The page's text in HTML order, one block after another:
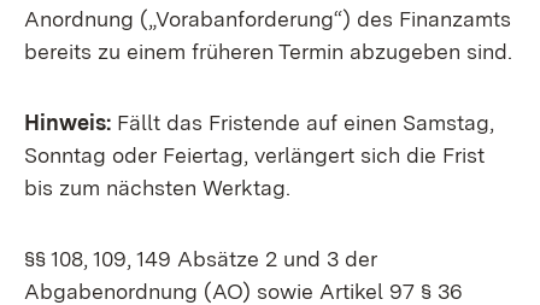
Anordnung („Vorabanforderung“) des Finanzamts
bereits zu einem früheren Termin abzugeben sind.
Hinweis: Fällt das Fristende auf einen Samstag,
Sonntag oder Feiertag, verlängert sich die Frist
bis zum nächsten Werktag.
§§ 108, 109, 149 Absätze 2 und 3 der
Abgabenordnung (AO) sowie Artikel 97 § 36